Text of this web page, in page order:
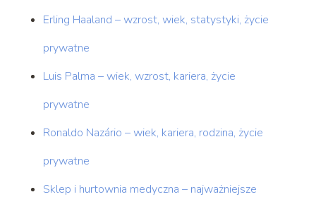
Erling Haaland – wzrost, wiek, statystyki, życie
prywatne
Luis Palma – wiek, wzrost, kariera, życie
prywatne
Ronaldo Nazário – wiek, kariera, rodzina, życie
prywatne
Sklep i hurtownia medyczna – najważniejsze